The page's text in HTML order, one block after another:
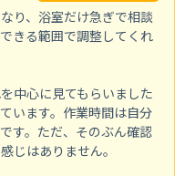
り、浴室だけ急ぎで相談
きる範囲で調整してくれ
中心に見てもらいました
います。作業時間は自分
す。ただ、そのぶん確認
じはありません。